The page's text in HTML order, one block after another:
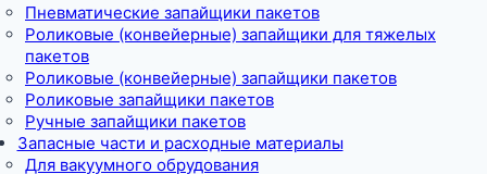
Пневматические запайщики пакетов
Роликовые (конвейерные) запайщики для тяжелых
пакетов
Роликовые (конвейерные) запайщики пакетов
Роликовые запайщики пакетов
Ручные запайщики пакетов
Запасные части и расходные материалы
Для вакуумного обрудования